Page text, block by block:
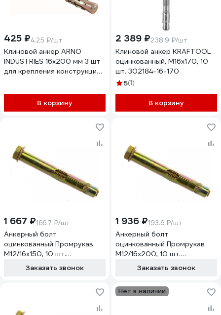
425 ₽4.25 ₽/шт
Клиновой анкер ARNO
INDUSTRIES 16х200 мм 3 шт
для крепления конструкций
В корзину
2 389 ₽238.9 ₽/шт
Клиновой анкер KRAFTOOL
оцинкованный, М16x170, 10
шт. 302184-16-170
5(1)
В корзину
1 667 ₽166.7 ₽/шт
Анкерный болт
оцинкованный Промрукав
М12/16x150, 10 шт.
PR08.26542Заказать звонок
1 936 ₽193.6 ₽/шт
Анкерный болт
оцинкованный Промрукав
М12/16x200, 10 шт.
PR08.26543Заказать звонок
Нет в наличии